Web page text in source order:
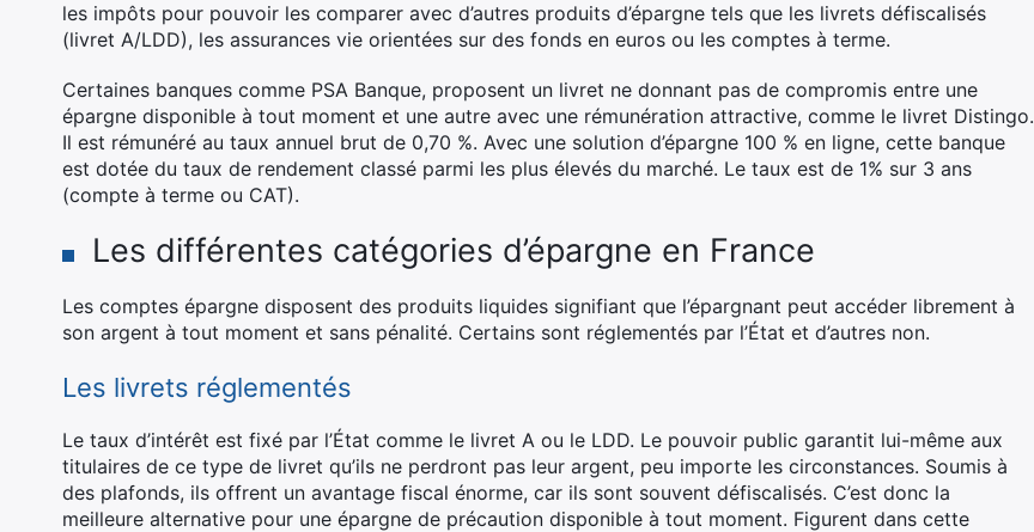
les impôts pour pouvoir les comparer avec d’autres produits d’épargne tels que les livrets défiscalisés
(livret A/LDD), les assurances vie orientées sur des fonds en euros ou les comptes à terme.
Certaines banques comme PSA Banque, proposent un livret ne donnant pas de compromis entre une
épargne disponible à tout moment et une autre avec une rémunération attractive, comme le livret Distingo.
Il est rémunéré au taux annuel brut de 0,70 %. Avec une solution d’épargne 100 % en ligne, cette banque
est dotée du taux de rendement classé parmi les plus élevés du marché. Le taux est de 1% sur 3 ans
(compte à terme ou CAT).
Les différentes catégories d’épargne en France
Les comptes épargne disposent des produits liquides signifiant que l’épargnant peut accéder librement à
son argent à tout moment et sans pénalité. Certains sont réglementés par l’État et d’autres non.
Les livrets réglementés
Le taux d’intérêt est fixé par l’État comme le livret A ou le LDD. Le pouvoir public garantit lui-même aux
titulaires de ce type de livret qu’ils ne perdront pas leur argent, peu importe les circonstances. Soumis à
des plafonds, ils offrent un avantage fiscal énorme, car ils sont souvent défiscalisés. C’est donc la
meilleure alternative pour une épargne de précaution disponible à tout moment. Figurent dans cette